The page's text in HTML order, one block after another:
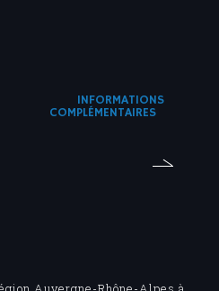
INFORMATIONS
COMPLÉMENTAIRES